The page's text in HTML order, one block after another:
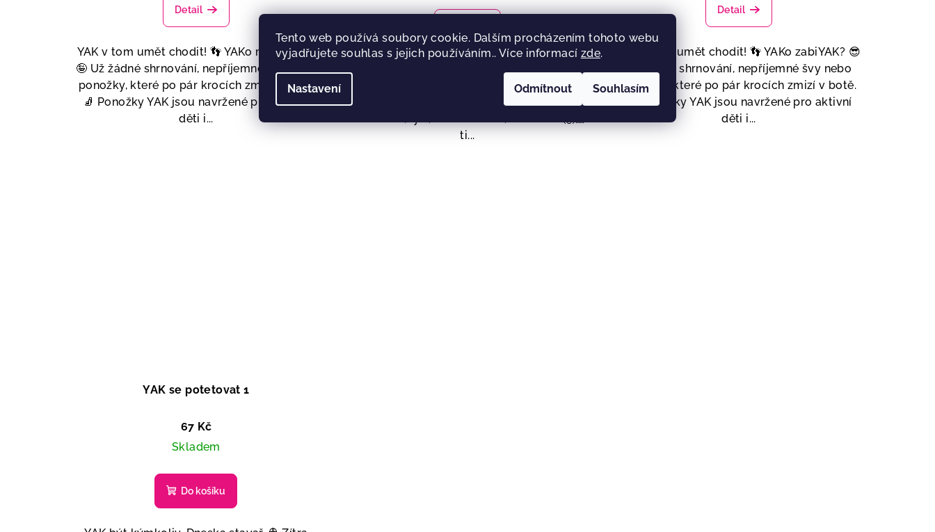
Tento web používá soubory cookie. Dalším procházením tohoto webu
vyjadřujete souhlas s jejich používáním.. Více informací zde.
Nastavení Odmítnout Souhlasím
Detail
YAK v tom umět chodit! 👣 YAKo maniaYAK?
🤪 Už žádné shrnování, nepříjemné švy nebo
ponožky, které po pár krocích zmizí v botě.
🧦 Ponožky YAK jsou navržené pro aktivní
děti i...
že zvládneš všechno ✅ bez přehazování, bez
nervů. ⛷🚴🏼‍♂️🏂 Popruh YAK na nošení
ti...
Detail
YAK v tom umět chodit! 👣 YAKo zabiYAK? 😎
Už žádné shrnování, nepříjemné švy nebo
ponožky, které po pár krocích zmizí v botě.
🧦 Ponožky YAK jsou navržené pro aktivní
děti i...
YAK se potetovat 1
67 Kč
Skladem
Do košíku